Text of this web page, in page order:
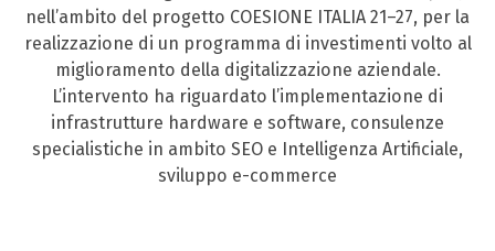
nell’ambito del progetto COESIONE ITALIA 21–27, per la
realizzazione di un programma di investimenti volto al
miglioramento della digitalizzazione aziendale.
L’intervento ha riguardato l’implementazione di
infrastrutture hardware e software, consulenze
specialistiche in ambito SEO e Intelligenza Artificiale,
sviluppo e-commerce